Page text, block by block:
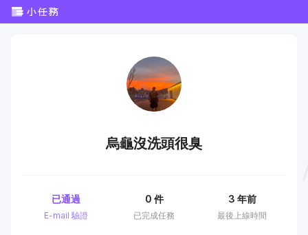
烏龜沒洗頭很臭
E-mail 驗證
已通過
已完成任務
0 件
最後上線時間
3 年前